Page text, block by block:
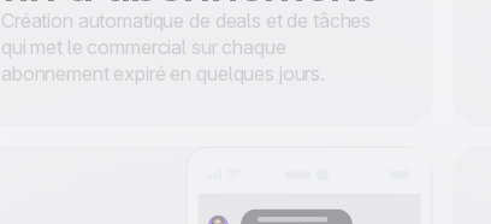
Création automatique de deals et de tâches
qui met le commercial sur chaque
abonnement expiré en quelques jours.